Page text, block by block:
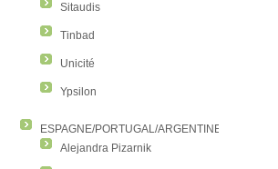
Sitaudis
Tinbad
Unicité
Ypsilon
ESPAGNE/PORTUGAL/ARGENTINE/COLOMBIE
Alejandra Pizarnik